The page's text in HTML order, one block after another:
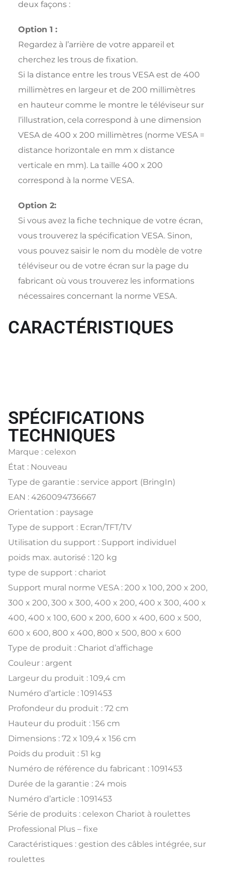
deux façons :
Option 1 :
Regardez à l’arrière de votre appareil et
cherchez les trous de fixation.
Si la distance entre les trous VESA est de 400
millimètres en largeur et de 200 millimètres
en hauteur comme le montre le téléviseur sur
l’illustration, cela correspond à une dimension
VESA de 400 x 200 millimètres (norme VESA =
distance horizontale en mm x distance
verticale en mm). La taille 400 x 200
correspond à la norme VESA.
Option 2:
Si vous avez la fiche technique de votre écran,
vous trouverez la spécification VESA. Sinon,
vous pouvez saisir le nom du modèle de votre
téléviseur ou de votre écran sur la page du
fabricant où vous trouverez les informations
nécessaires concernant la norme VESA.
CARACTÉRISTIQUES
SPÉCIFICATIONS
TECHNIQUES
Marque : celexon
État : Nouveau
Type de garantie : service apport (BringIn)
EAN : 4260094736667
Orientation : paysage
Type de support : Ecran/TFT/TV
Utilisation du support : Support individuel
poids max. autorisé : 120 kg
type de support : chariot
Support mural norme VESA : 200 x 100, 200 x 200,
300 x 200, 300 x 300, 400 x 200, 400 x 300, 400 x
400, 400 x 100, 600 x 200, 600 x 400, 600 x 500,
600 x 600, 800 x 400, 800 x 500, 800 x 600
Type de produit : Chariot d’affichage
Couleur : argent
Largeur du produit : 109,4 cm
Numéro d’article : 1091453
Profondeur du produit : 72 cm
Hauteur du produit : 156 cm
Dimensions : 72 x 109,4 x 156 cm
Poids du produit : 51 kg
Numéro de référence du fabricant : 1091453
Durée de la garantie : 24 mois
Numéro d’article : 1091453
Série de produits : celexon Chariot à roulettes
Professional Plus – fixe
Caractéristiques : gestion des câbles intégrée, sur
roulettes